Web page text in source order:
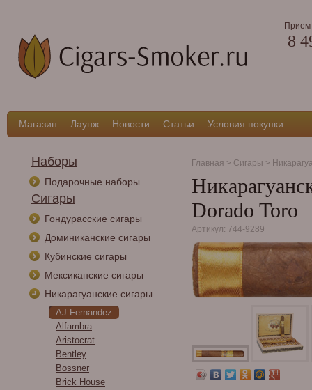
Прием
8
Магазин Лаунж Новости Статьи Условия покупки
Наборы
Подарочные наборы
Сигары
Гондурасские сигары
Доминиканские сигары
Кубинские сигары
Мексиканские сигары
Никарагуанские сигары
AJ Fernandez
Alfambra
Aristocrat
Bentley
Bossner
Brick House
Главная > Сигары >
Dorado Toro
Артикул: 744-9289